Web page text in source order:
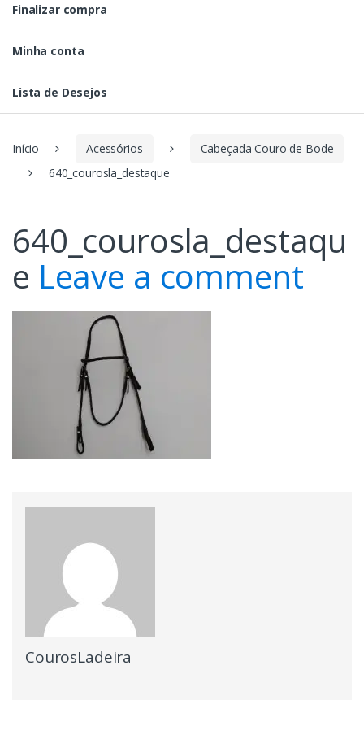
Finalizar compra
Minha conta
Lista de Desejos
Início Acessórios
Cabeçada Couro de Bode
640_courosla_destaque
640_courosla_destaqu
e Leave a comment
CourosLadeira